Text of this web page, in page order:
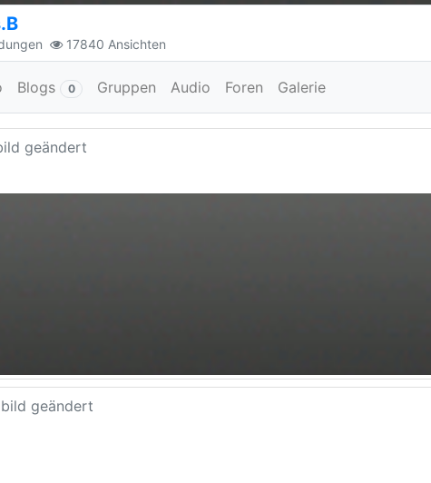
Ansichten
17840
Blogs 0 Gruppen Audio Foren Galerie
geändert
geändert